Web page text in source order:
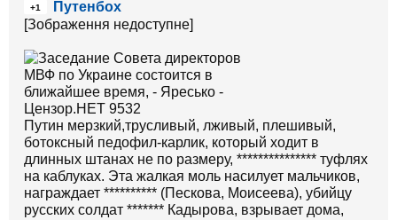
+1
Путенбох
[Зображення недоступне]
Путин мерзкий,трусливый, лживый, плешивый,
ботоксный педофил-карлик, который ходит в
длинных штанах не по размеру, *************** туфлях
на каблуках. Эта жалкая моль насилует мальчиков,
награждает ********** (Пескова, Моисеева), убийцу
русских солдат ******* Кадырова, взрывает дома,